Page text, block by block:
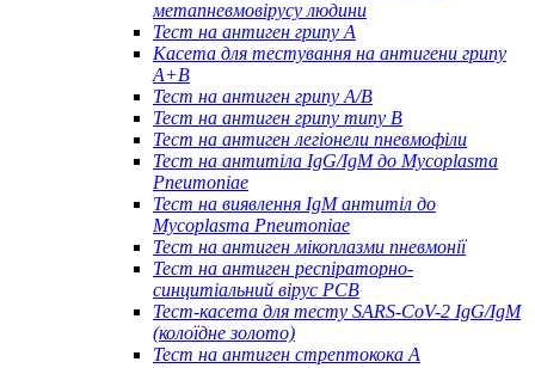
метапневмовірусу людини
Тест на антиген грипу A
Касета для тестування на антигени грипу
A+B
Тест на антиген грипу A/B
Тест на антиген грипу типу B
Тест на антиген легіонели пневмофіли
Тест на антитіла IgG/IgM до Mycoplasma
Pneumoniae
Тест на виявлення IgM антитіл до
Mycoplasma Pneumoniae
Тест на антиген мікоплазми пневмонії
Тест на антиген респіраторно-
синцитіальний вірус РСВ
Тест-касета для тесту SARS-CoV-2 IgG/IgM
(колоїдне золото)
Тест на антиген стрептокока А